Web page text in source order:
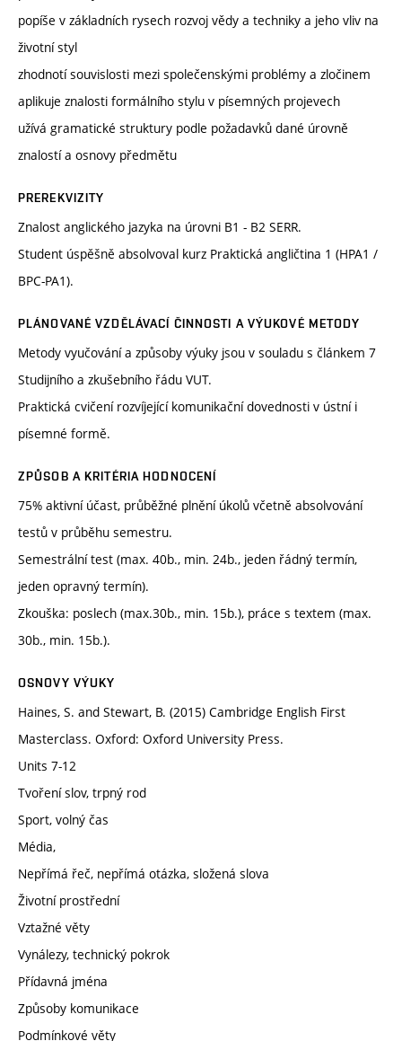
popíše v základních rysech rozvoj vědy a techniky a jeho vliv na
životní styl
zhodnotí souvislosti mezi společenskými problémy a zločinem
aplikuje znalosti formálního stylu v písemných projevech
užívá gramatické struktury podle požadavků dané úrovně
znalostí a osnovy předmětu
PREREKVIZITY
Znalost anglického jazyka na úrovni B1 - B2 SERR.
Student úspěšně absolvoval kurz Praktická angličtina 1 (HPA1 /
BPC-PA1).
PLÁNOVANÉ VZDĚLÁVACÍ ČINNOSTI A VÝUKOVÉ METODY
Metody vyučování a způsoby výuky jsou v souladu s článkem 7
Studijního a zkušebního řádu VUT.
Praktická cvičení rozvíjející komunikační dovednosti v ústní i
písemné formě.
ZPŮSOB A KRITÉRIA HODNOCENÍ
75% aktivní účast, průběžné plnění úkolů včetně absolvování
testů v průběhu semestru.
Semestrální test (max. 40b., min. 24b., jeden řádný termín,
jeden opravný termín).
Zkouška: poslech (max.30b., min. 15b.), práce s textem (max.
30b., min. 15b.).
OSNOVY VÝUKY
Haines, S. and Stewart, B. (2015) Cambridge English First
Masterclass. Oxford: Oxford University Press.
Units 7-12
Tvoření slov, trpný rod
Sport, volný čas
Média,
Nepřímá řeč, nepřímá otázka, složená slova
Životní prostřední
Vztažné věty
Vynálezy, technický pokrok
Přídavná jména
Způsoby komunikace
Podmínkové věty